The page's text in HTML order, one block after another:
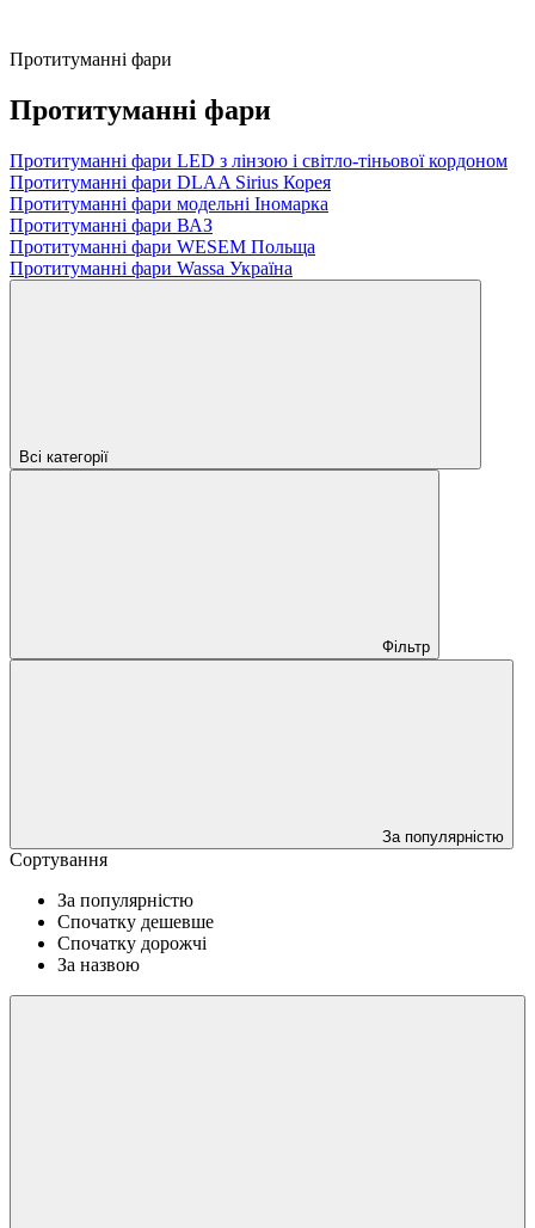
Протитуманні фари
Протитуманні фари
Протитуманні фари LED з лінзою і світло-тіньової кордоном
Протитуманні фари DLAA Sirius Корея
Протитуманні фари модельні Іномарка
Протитуманні фари ВАЗ
Протитуманні фари WESEM Польща
Протитуманні фари Wassa Україна
Всі категорії
Фільтр
За популярністю
Сортування
За популярністю
Спочатку дешевше
Спочатку дорожчі
За назвою